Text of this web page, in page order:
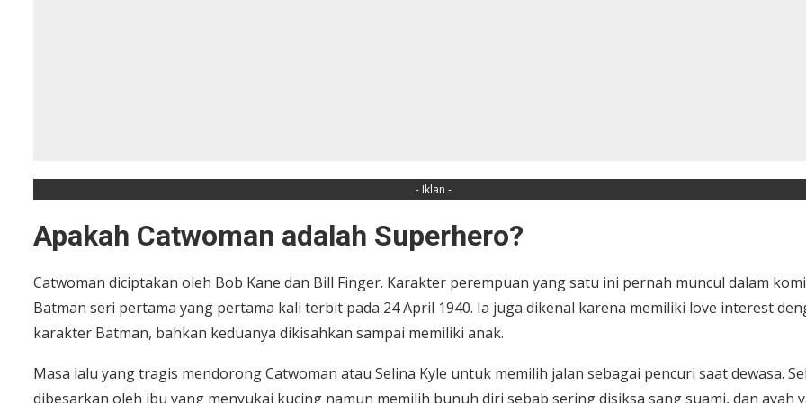
- Iklan -
Apakah Catwoman adalah Superhero?
Catwoman diciptakan oleh Bob Kane dan Bill Finger. Karakter perempuan yang satu ini pernah muncul dalam
Batman seri pertama yang pertama kali terbit pada 24 April 1940. Ia juga dikenal karena memiliki love interest
karakter Batman, bahkan keduanya dikisahkan sampai memiliki anak.
Masa lalu yang tragis mendorong Catwoman atau Selina Kyle untuk memilih jalan sebagai pencuri saat dewasa.
dibesarkan oleh ibu yang menyukai kucing namun memilih bunuh diri sebab sering disiksa sang suami, dan ayah